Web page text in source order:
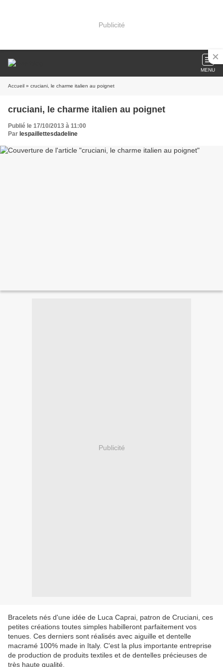
Publicité
MENU
Accueil » cruciani, le charme italien au poignet
cruciani, le charme italien au poignet
Publié le 17/10/2013 à 11:00
Par lespaillettesdadeline
Publicité
Bracelets nés d'une idée de Luca Caprai, patron de Cruciani, ces
petites créations toutes simples habilleront parfaitement vos
tenues. Ces derniers sont réalisés avec aiguille et dentelle
macramé 100% made in Italy. C'est la plus importante entreprise
de production de produits textiles et de dentelles précieuses de
très haute qualité.